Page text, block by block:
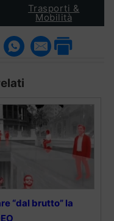
Trasporti &
Mobilità
“dal brutto” la